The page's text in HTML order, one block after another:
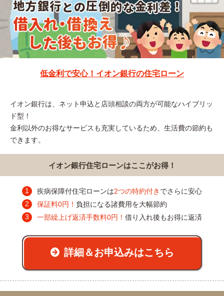
低金利で安心！イオン銀行の住宅ローン
イオン銀行は、ネット申込と店頭相談の両方が可能なハイブリッ
ド型！
金利以外のお得なサービスも充実しているため、生活費の節約も
できます。
イオン銀行住宅ローンはここがお得！
疾病保障付住宅ローンは2つの特約付き でさらに安心
保証料0円！ 負担になる諸費用を大幅節約
一部繰上げ返済手数料0円！ 借り入れ後もお得に返済
詳細＆お申込みはこちら